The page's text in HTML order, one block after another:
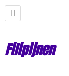
Filipijnen